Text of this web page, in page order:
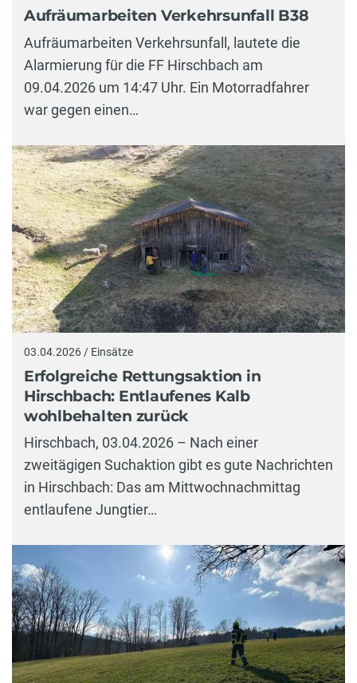
Aufräumarbeiten Verkehrsunfall B38
Aufräumarbeiten Verkehrsunfall, lautete die
Alarmierung für die FF Hirschbach am
09.04.2026 um 14:47 Uhr. Ein Motorradfahrer
war gegen einen…
03.04.2026 / Einsätze
Erfolgreiche Rettungsaktion in
Hirschbach: Entlaufenes Kalb
wohlbehalten zurück
Hirschbach, 03.04.2026 – Nach einer
zweitägigen Suchaktion gibt es gute Nachrichten
in Hirschbach: Das am Mittwochnachmittag
entlaufene Jungtier…